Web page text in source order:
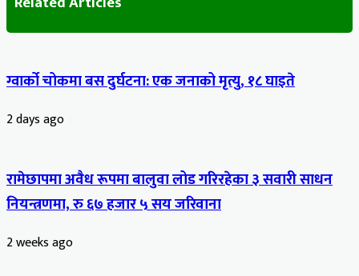
ग्वार्को चोकमा बस दुर्घटना: एक जनाको मृत्यु, १८ घाइते
2 days ago
रामेछापमा अवैध रूपमा बालुवा लोड गरिरहेका ३ सवारी साधन
नियन्त्रणमा, रु ६७ हजार ५ सय जरिवाना
2 weeks ago